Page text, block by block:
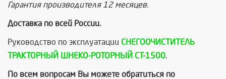
Гарантия производителя 12 месяцев.
Доставка по всей России.
Руководство по эксплуатации СНЕГООЧИСТИТЕЛЬ
ТРАКТОРНЫЙ ШНЕКО-РОТОРНЫЙ СТ-1500.
По всем вопросам Вы можете обратиться по